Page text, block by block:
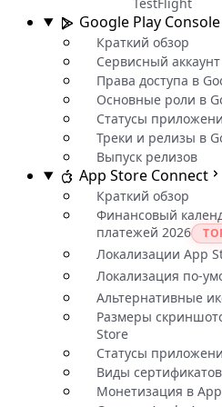
Google Play Console
Краткий обзор
Сервисный аккаунт
Права доступа в
Основные роли в
Статусы
Треки и релизы в
Выпуск релизов
App Store Connect
Краткий обзор
Финансовый
платежей 2026
Локализации App
Локализация по-
Альтернативные
Размеры
Store
Статусы
Виды сертификатов
Монетизация в